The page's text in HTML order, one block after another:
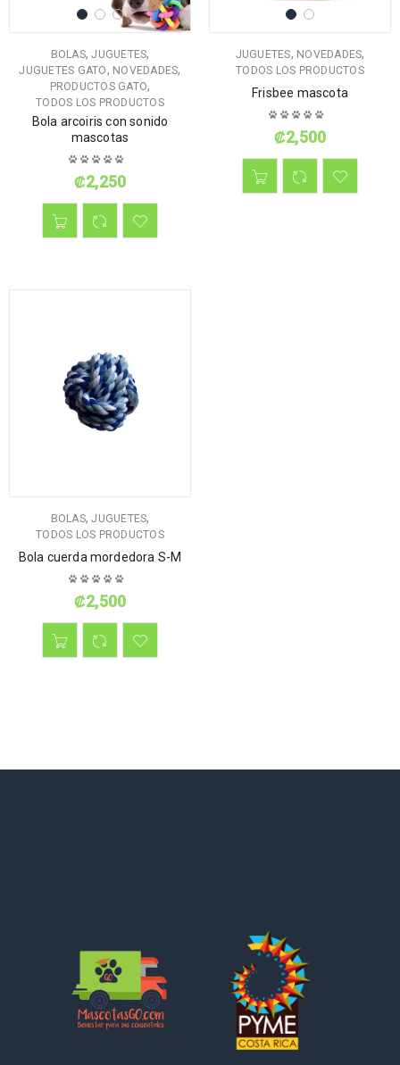
BOLAS,JUGUETES,
JUGUETES GATO, NOVEDADES,
PRODUCTOS GATO,
TODOS LOS PRODUCTOS
Bola arcoiris con sonido
mascotas
₡2,250
JUGUETES, NOVEDADES,
TODOS LOS PRODUCTOS
Frisbee mascota
₡2,500
BOLAS,JUGUETES,
TODOS LOS PRODUCTOS
Bola cuerda mordedora S-M
₡2,500